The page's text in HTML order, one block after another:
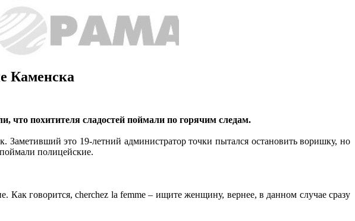
Каменска
что похитителя сладостей поймали по горячим следам.
Заметивший это 19-летний администратор точки пытался остановить воришку, но
полицейские.
Как говорится, cherchez la femme – ищите женщину, вернее, в данном случае сразу